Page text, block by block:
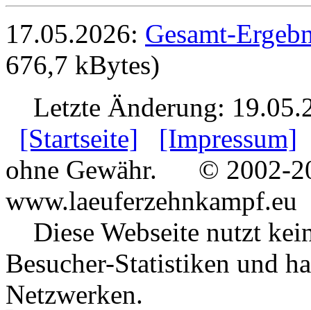
17.05.2026: Gesamt-
676,7 kBytes)
Letzte Änderung:
[Startseite]
[Impressum]
ohne Gewähr. © 2002-
www.laeuferzehnkampf.eu
Diese Webseite nutzt
Besucher-Statistiken und
Netzwerken.